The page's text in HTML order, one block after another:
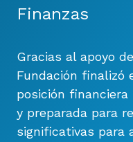
Finanzas
Gracias al apoyo
Fundación finalizó
posición
y preparada para
significativas para